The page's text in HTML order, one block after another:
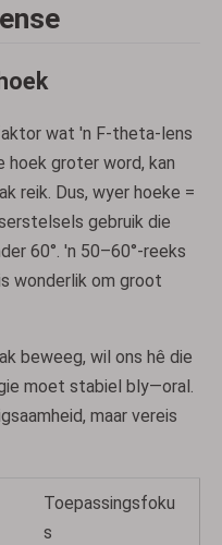
wat 'n F-theta-lens
hoek groter word, kan
reik. Dus, wyer hoeke =
gebruik die
60°. 'n 50–60°-reeks
wonderlik om groot
beweeg, wil ons hê die
moet stabiel bly—oral.
maar vereis
Toepassingsfoku
s